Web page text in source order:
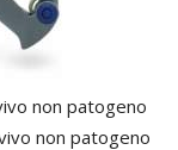
non patogeno
non patogeno